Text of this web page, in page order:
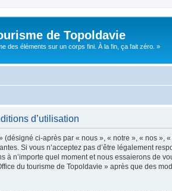
de Topoldavie
des éléments sur un corps fini. À la fin, ça fait zéro. »
d’utilisation
(désigné ci-après par « nous », « notre », « nos
Si vous n’acceptez pas d’être légalement
à n’importe quel moment et nous essaierons de
du tourisme de Topoldavie » après que des